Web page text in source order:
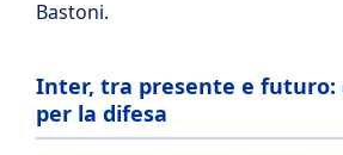
Bastoni.
Inter, tra presente e futuro:
per la difesa